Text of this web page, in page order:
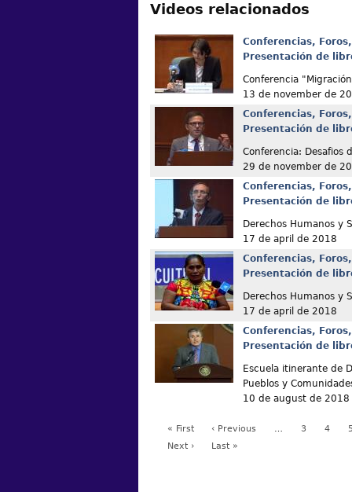
Videos relacionados
Conferencias,
Presentación de
Conferencia
13 de november de
Conferencias,
Presentación de
Conferencia: Desafios
29 de november de
Conferencias,
Presentación de
Derechos Humanos y
17 de april de 2018
Conferencias,
Presentación de
Derechos Humanos y
17 de april de 2018
Conferencias,
Presentación de
Escuela itinerante de
Pueblos y
10 de august de 2018
« First ‹ Previous … 3 4
Next ›
Last »